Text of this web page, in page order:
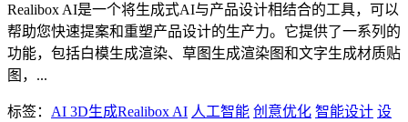
Realibox AI是一个将生成式AI与产品设计相结合的工具，可以
帮助您快速提案和重塑产品设计的生产力。它提供了一系列的
功能，包括白模生成渲染、草图生成渲染图和文字生成材质贴
图，...
标签： AI 3D生成Realibox AI 人工智能 创意优化 智能设计 设